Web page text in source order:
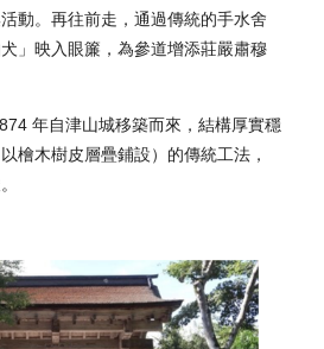
動。再往前走，通過傳統的手水舍
」映入眼簾，為參道增添莊嚴肅穆
年自津山城移築而來，結構厚實穩
檜木樹皮層疊鋪設）的傳統工法，